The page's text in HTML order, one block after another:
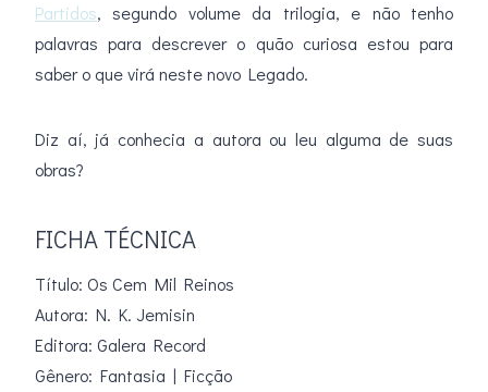
Partidos, segundo volume da trilogia, e não tenho
palavras para descrever o quão curiosa estou para
saber o que virá neste novo Legado.
Diz aí, já conhecia a autora ou leu alguma de suas
obras?
FICHA TÉCNICA
Título: Os Cem Mil Reinos
Autora: N. K. Jemisin
Editora: Galera Record
Gênero: Fantasia | Ficção